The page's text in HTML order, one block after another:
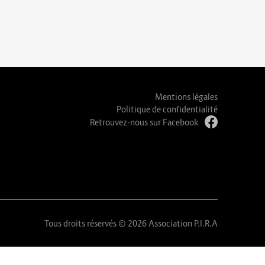
Mentions légales
Politique de confidentialité
Retrouvez-nous sur Facebook
Tous droits réservés © 2026 Association P.I.R.A